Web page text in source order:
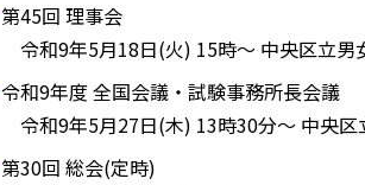
第45回 理事会
令和9年5月18日(火) 15時～ 中央区立男
令和9年度 全国会議・試験事務所長会議
令和9年5月27日(木) 13時30分～ 中央
第30回 総会(定時)